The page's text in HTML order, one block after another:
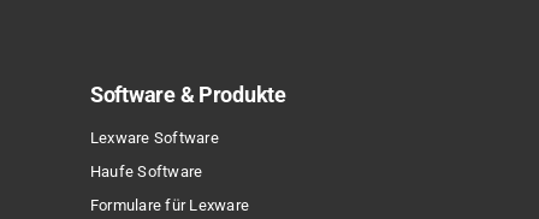
Software & Produkte
Lexware Software
Haufe Software
Formulare für Lexware